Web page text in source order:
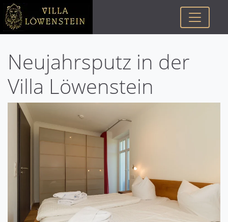
Neujahrsputz in der
Villa Löwenstein